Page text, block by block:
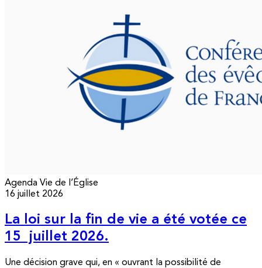
Agenda Vie de l’Église
16 juillet 2026
La loi sur la fin de vie a été votée ce
15 juillet 2026.
Une décision grave qui, en « ouvrant la possibilité de